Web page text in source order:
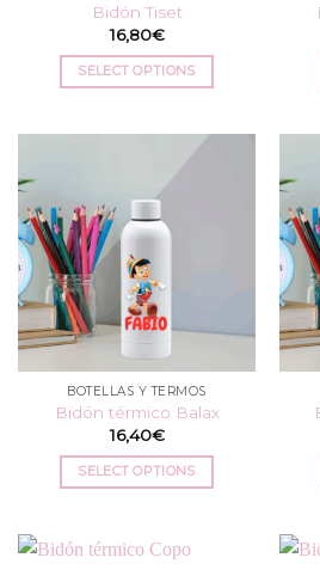
Bidón Tiset
16,80€
SELECT OPTIONS
BOTELLAS Y TERMOS
Bidón térmico Balax
16,40€
SELECT OPTIONS